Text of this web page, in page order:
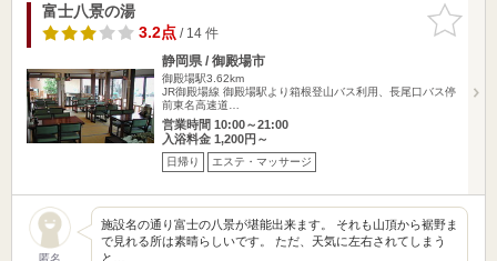
お気に入
りに追加
富士八景の湯
3.2点/ 14 件
静岡県 / 御殿場市
御殿場駅3.62km
JR御殿場線 御殿場駅より箱根登山バス利用、長尾口バス停
前東名高速道…
営業時間 10:00～21:00
入浴料金 1,200円～
日帰り エステ・マッサージ
匿名
施設名の通り富士の八景が堪能出来ます。 それも山頂から裾野ま
で見れる所は素晴らしいです。 ただ、天気に左右されてしまう
と…